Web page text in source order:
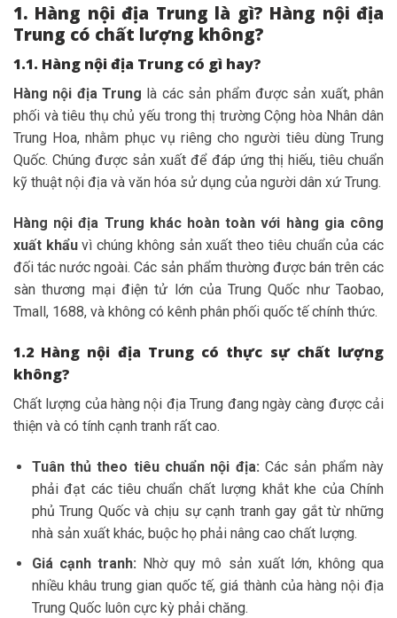
1. Hàng nội địa Trung là gì? Hàng nội địa
Trung có chất lượng không?
1.1. Hàng nội địa Trung có gì hay?
Hàng nội địa Trung là các sản phẩm được sản xuất, phân
phối và tiêu thụ chủ yếu trong thị trường Cộng hòa Nhân dân
Trung Hoa, nhằm phục vụ riêng cho người tiêu dùng Trung
Quốc. Chúng được sản xuất để đáp ứng thị hiếu, tiêu chuẩn
kỹ thuật nội địa và văn hóa sử dụng của người dân xứ Trung.
Hàng nội địa Trung khác hoàn toàn với hàng gia công
xuất khẩuvì chúng không sản xuất theo tiêu chuẩn của các
đối tác nước ngoài. Các sản phẩm thường được bán trên các
sàn thương mại điện tử lớn của Trung Quốc như Taobao,
Tmall, 1688, và không có kênh phân phối quốc tế chính thức.
1.2 Hàng nội địa Trung có thực sự chất lượng
không?
Chất lượng của hàng nội địa Trung đang ngày càng được cải
thiện và có tính cạnh tranh rất cao.
Tuân thủ theo tiêu chuẩn nội địa: Các sản phẩm này
phải đạt các tiêu chuẩn chất lượng khắt khe của Chính
phủ Trung Quốc và chịu sự cạnh tranh gay gắt từ những
nhà sản xuất khác, buộc họ phải nâng cao chất lượng.
Giá cạnh tranh: Nhờ quy mô sản xuất lớn, không qua
nhiều khâu trung gian quốc tế, giá thành của hàng nội địa
Trung Quốc luôn cực kỳ phải chăng.